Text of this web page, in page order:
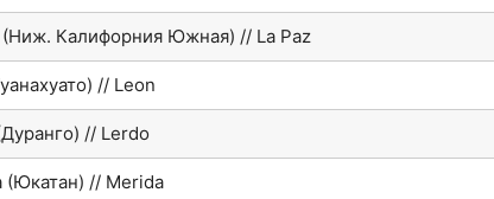
Калифорния Южная) // La Paz
// Leon
// Lerdo
(Юкатан) // Merida